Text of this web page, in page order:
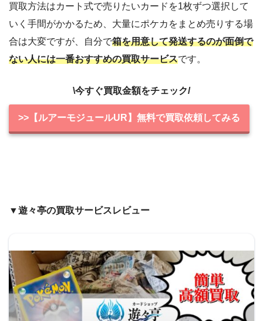
買取方法はカート式で売りたいカードを1枚ずつ選択して
いく手間がかかるため、大量にポケカをまとめ売りする場
合は大変ですが、自分で箱を用意して発送するのが面倒で
ない人には一番おすすめの買取サービスです。
\今すぐ買取金額をチェック/
>>【ルアーモジュールUR】無料で買取依頼してみる
▼遊々亭の買取サービスレビュー